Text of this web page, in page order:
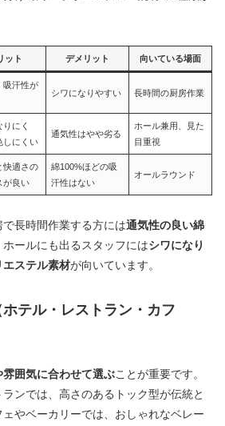
ット デメリット 向いている場面
吸汗性が
シワになりやすい 長時間の厨房作業
にく
しにくい
通気性はやや劣る
ホール兼用、見た
目重視
快適さの
が良い
綿100%ほどの吸
汗性はない
オールラウンド
長時間作業する方には通気性の良い綿
ールにも出るスタッフにはシワになり
エステル素材が向いています。
テル・レストラン・カフ
雰囲気に合わせて選ぶことが重要です。
ンでは、高さのあるトック型が伝統と
やベーカリーでは、おしゃれなベレー